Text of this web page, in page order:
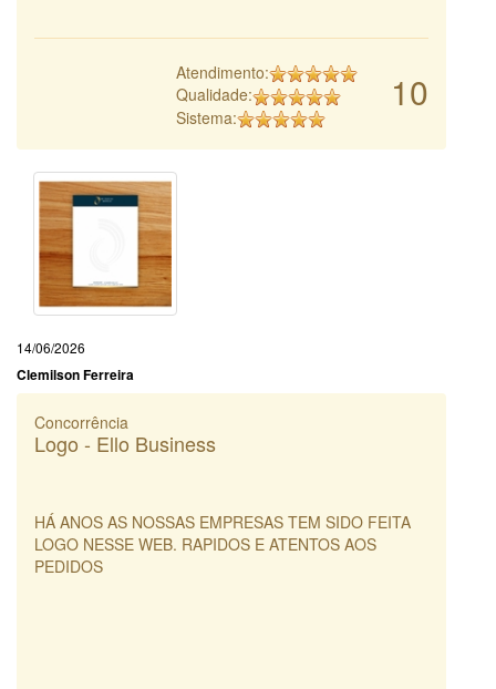
10
Atendimento:
Qualidade:
Sistema:
14/06/2026
Clemilson Ferreira
Concorrência
Logo - Ello Business
HÁ ANOS AS NOSSAS EMPRESAS TEM SIDO FEITA
LOGO NESSE WEB. RAPIDOS E ATENTOS AOS
PEDIDOS